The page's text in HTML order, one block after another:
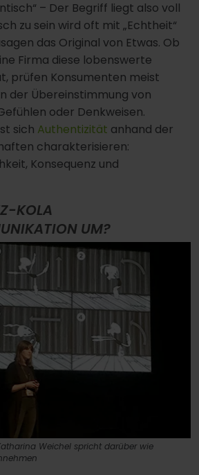
– Der Begriff liegt also voll
zu sein wird oft mit „Echtheit“
das Original von Etwas. Ob
Firma diese lobenswerte
prüfen Konsumenten meist
der Übereinstimmung von
oder Denkweisen.
sich Authentizität anhand der
charakterisieren:
Konsequenz und
KOLA
UM?
Weichel spricht darüber wie